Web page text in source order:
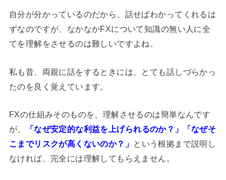
自分が分かっているのだから、話せばわかってくれるは
ずなのですが、なかなかFXについて知識の無い人に全
てを理解をさせるのは難しいですよね。
私も昔、両親に話をするときには、とても話しづらかっ
たのを良く覚えています。
FXの仕組みそのものを、理解させるのは簡単なんです
が、
「なぜ安定的な利益を上げられるのか？」「なぜそ
こまでリスクが高くないのか？」 という根拠まで説明し
なければ、完全には理解してもらえません。